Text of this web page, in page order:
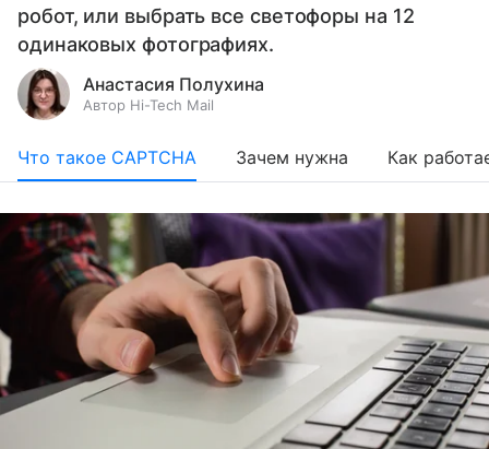
робот, или выбрать все светофоры на 12
одинаковых фотографиях.
Анастасия Полухина
Автор Hi-Tech Mail
Что такое CAPTCHA Зачем нужна Как